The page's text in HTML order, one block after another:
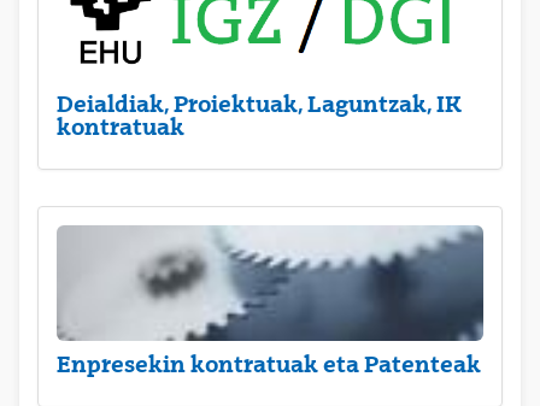
Deialdiak, Proiektuak, Laguntzak, IK
kontratuak
Enpresekin kontratuak eta Patenteak